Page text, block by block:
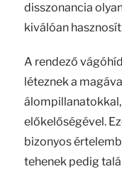
disszonancia
kiválóan
A rendező
léteznek a
előkelőségével.
bizonyos
tehenek pedig